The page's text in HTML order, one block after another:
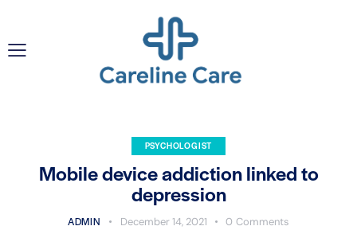
PSYCHOLOGIST
Mobile device addiction linked to
depression
ADMIN December 14, 2021 0 Comments